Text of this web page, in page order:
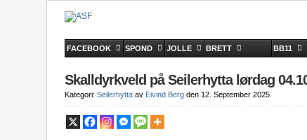
FACEBOOK SPOND JOLLE BRETT BB11
Skalldyrkveld på Seilerhytta lørdag
Kategori: Seilerhytta av Eivind Berg den 12. September 2025